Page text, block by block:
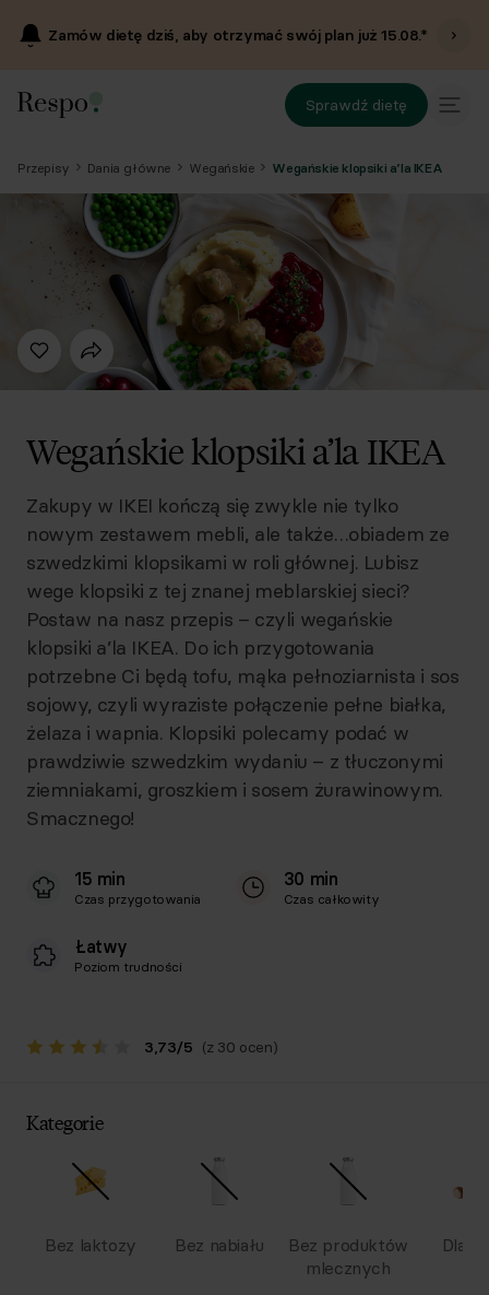
Zamów dietę dziś, aby otrzymać swój plan już15.08.*
Sprawdź dietę
Przepisy Dania główne Wegańskie Wegańskie klopsiki a’la IKEA
Wegańskie klopsiki a’la IKEA
Zakupy w IKEI kończą się zwykle nie tylko
nowym zestawem mebli, ale także…obiadem ze
szwedzkimi klopsikami w roli głównej. Lubisz
wege klopsiki z tej znanej meblarskiej sieci?
Postaw na nasz przepis – czyli wegańskie
klopsiki a’la IKEA. Do ich przygotowania
potrzebne Ci będą tofu, mąka pełnoziarnista i sos
sojowy, czyli wyraziste połączenie pełne białka,
żelaza i wapnia. Klopsiki polecamy podać w
prawdziwie szwedzkim wydaniu – z tłuczonymi
ziemniakami, groszkiem i sosem żurawinowym.
Smacznego!
15 min
Czas przygotowania
30 min
Czas całkowity
Łatwy
Poziom trudności
3,73/5 (z 30 ocen)
Kategorie
Bez laktozy Bez nabiału
Bez produktów
mlecznych
Dla